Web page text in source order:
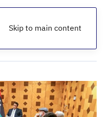
Skip to main content
الرئيسية